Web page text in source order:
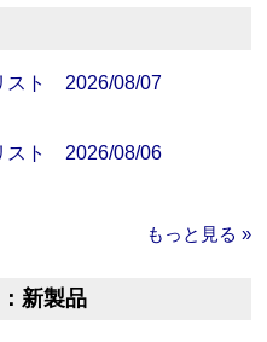
スト 2026/08/07
スト 2026/08/06
もっと見る »
新製品